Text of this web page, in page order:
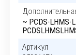
~ PCDS-LHMS-
Артикул